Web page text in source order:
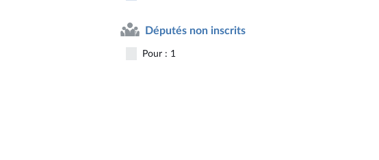
Députés non inscrits
Pour : 1